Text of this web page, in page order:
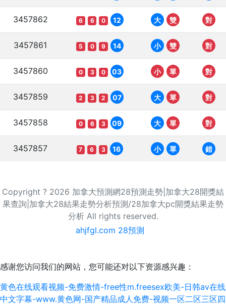
3457862 6 6 0 12 大 雙 對
3457861 5 0 9 14 小 雙 對
3457860 0 3 0 03 小 單 對
3457859 2 3 2 07 大 單 對
3457858 0 6 3 09 大 單 對
3457857 7 6 3 16 小 單 錯
Copyright ? 2026 加拿大預測網28預測走勢|加拿大28開獎結
果查詢|加拿大28結果走勢分析預測/28加拿大pc開獎結果走勢
分析 All rights reserved.
ahjfgl.com 28預測
感谢您访问我们的网站，您可能还对以下资源感兴趣：
黄色在线观看视频-免费激情-free性m.freesex欧美-日韩av在线
中文字幕-www.黄色网-国产精品成人免费-视频一区二区三区四